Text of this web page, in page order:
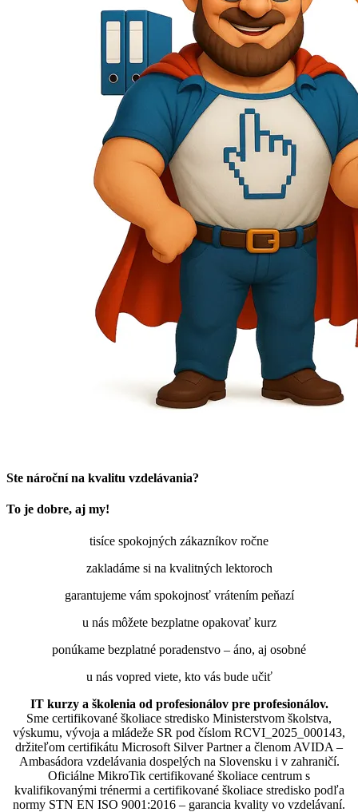
Ste nároční na kvalitu vzdelávania?
To je dobre, aj my!
tisíce spokojných zákazníkov ročne
zakladáme si na kvalitných lektoroch
garantujeme vám spokojnosť vrátením peňazí
u nás môžete bezplatne opakovať kurz
ponúkame bezplatné poradenstvo – áno, aj osobné
u nás vopred viete, kto vás bude učiť
IT kurzy a školenia od profesionálov pre profesionálov.
Sme certifikované školiace stredisko Ministerstvom školstva,
výskumu, vývoja a mládeže SR pod číslom RCVI_2025_000143,
držiteľom certifikátu Microsoft Silver Partner a členom AVIDA –
Ambasádora vzdelávania dospelých na Slovensku i v zahraničí.​​​​​​​​​​​​​​​​
Oficiálne MikroTik certifikované školiace centrum s
kvalifikovanými trénermi ​​​​​​​​​​a certifikované školiace stredisko podľa
normy STN EN ISO 9001:2016 – garancia kvality vo vzdelávaní.